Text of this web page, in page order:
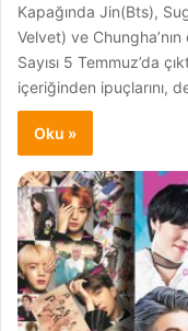
Kapağında Jin(Bts),
Velvet) ve
Sayısı 5 Temmuz’da
içeriğinden ipuçlarını,
Oku »